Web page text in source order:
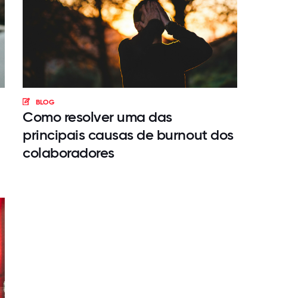
BLOG
Como resolver uma das
principais causas de burnout dos
colaboradores